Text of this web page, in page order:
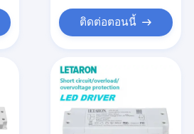
ติดต่อตอนนี้